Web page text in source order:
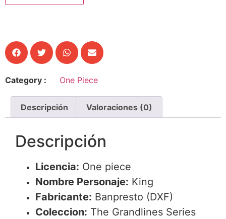
Category : One Piece
Descripción Valoraciones (0)
Descripción
Licencia: One piece
Nombre Personaje: King
Fabricante: Banpresto (DXF)
Coleccion: The Grandlines Series